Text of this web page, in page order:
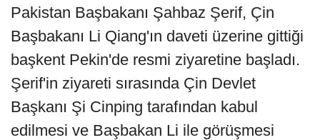
Pakistan Başbakanı Şahbaz Şerif, Çin
Başbakanı Li Qiang'ın daveti üzerine gittiği
başkent Pekin'de resmi ziyaretine başladı.
Şerif'in ziyareti sırasında Çin Devlet
Başkanı Şi Cinping tarafından kabul
edilmesi ve Başbakan Li ile görüşmesi